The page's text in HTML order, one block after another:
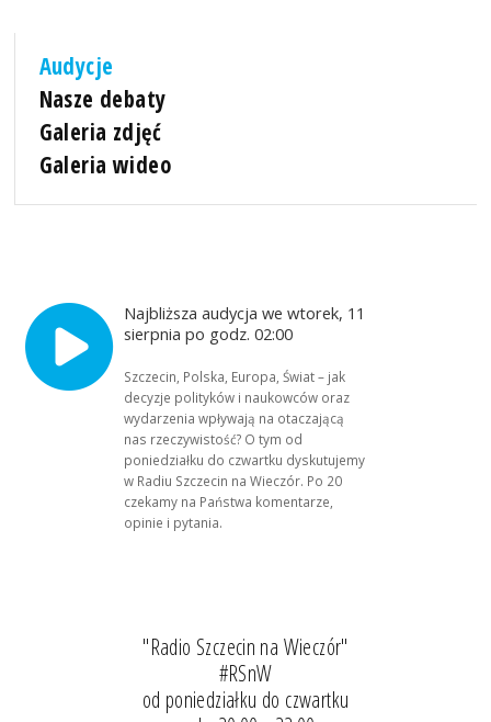
Audycje
Nasze debaty
Galeria zdjęć
Galeria wideo
Najbliższa audycja we wtorek, 11
sierpnia po godz. 02:00
Szczecin, Polska, Europa, Świat – jak
decyzje polityków i naukowców oraz
wydarzenia wpływają na otaczającą
nas rzeczywistość? O tym od
poniedziałku do czwartku dyskutujemy
w Radiu Szczecin na Wieczór. Po 20
czekamy na Państwa komentarze,
opinie i pytania.
"Radio Szczecin na Wieczór"
#RSnW
od poniedziałku do czwartku